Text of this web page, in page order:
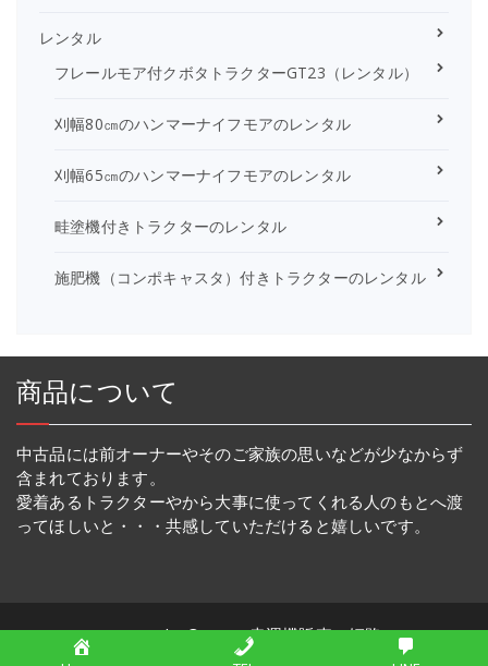
レンタル
フレールモア付クボタトラクターGT23（レンタル）
刈幅80㎝のハンマーナイフモアのレンタル
刈幅65㎝のハンマーナイフモアのレンタル
畦塗機付きトラクターのレンタル
施肥機（コンポキャスタ）付きトラクターのレンタル
商品について
中古品には前オーナーやそのご家族の思いなどが少なからず
含まれております。
愛着あるトラクターやから大事に使ってくれる人のもとへ渡
ってほしいと・・・共感していただけると嬉しいです。
Copyright © 2026 幸運機販売・姫路